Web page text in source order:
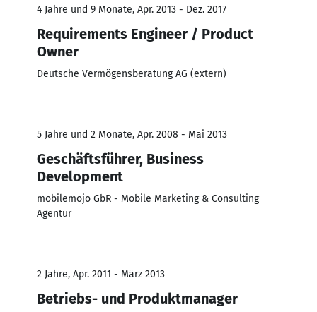
4 Jahre und 9 Monate, Apr. 2013 - Dez. 2017
Requirements Engineer / Product
Owner
Deutsche Vermögensberatung AG (extern)
5 Jahre und 2 Monate, Apr. 2008 - Mai 2013
Geschäftsführer, Business
Development
mobilemojo GbR - Mobile Marketing & Consulting
Agentur
2 Jahre, Apr. 2011 - März 2013
Betriebs- und Produktmanager